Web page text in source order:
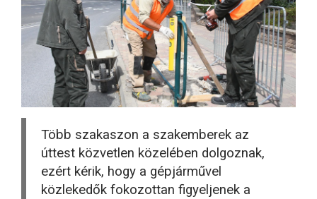
Több szakaszon a szakemberek az
úttest közvetlen közelében dolgoznak,
ezért kérik, hogy a gépjárművel
közlekedők fokozottan figyeljenek a